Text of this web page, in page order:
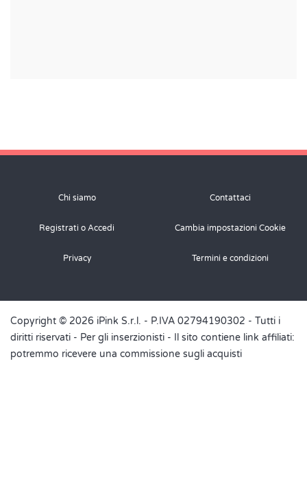
Chi siamo Contattaci
Registrati o Accedi Cambia impostazioni Cookie
Privacy Termini e condizioni
Copyright © 2026 iPink S.r.l. - P.IVA 02794190302 - Tutti i
diritti riservati - Per gli inserzionisti - Il sito contiene link affiliati:
potremmo ricevere una commissione sugli acquisti